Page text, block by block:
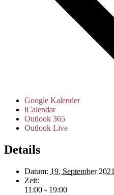
Google Kalender
iCalendar
Outlook 365
Outlook Live
Details
Datum: 19. September 2021
Zeit:
11:00 - 19:00